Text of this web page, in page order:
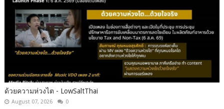
ด้วยความห่วงไต - LowSaltThai
August 07, 2026 0